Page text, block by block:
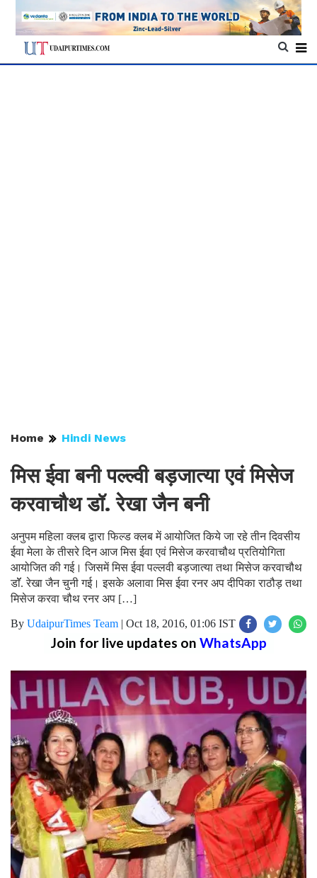
Home Hindi News
मिस ईवा बनी पल्ल्वी बड़जात्या एवं मिसेज
करवाचौथ डॉ. रेखा जैन बनी
अनुपम महिला क्लब द्वारा फिल्ड क्लब में आयोजित किये जा रहे तीन दिवसीय
ईवा मेला के तीसरे दिन आज मिस ईवा एवं मिसेज करवाचौथ प्रतियोगिता
आयोजित की गई। जिसमें मिस ईवा पल्लवी बड़जात्या तथा मिसेज करवाचौथ
डॉॅ. रेखा जैन चुनी गई। इसके अलावा मिस ईवा रनर अप दीपिका राठौड़ तथा
मिसेज करवा चौथ रनर अप […]
By UdaipurTimes Team | Oct 18, 2016, 01:06 IST
Join for live updates on WhatsApp